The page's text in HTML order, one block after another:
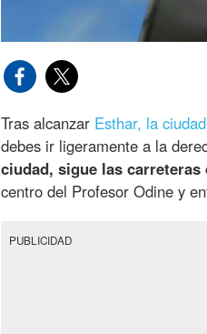
Tras alcanzar Esthar, la
debes ir ligeramente a la
ciudad, sigue las
centro del Profesor Odine y
PUBLICIDAD